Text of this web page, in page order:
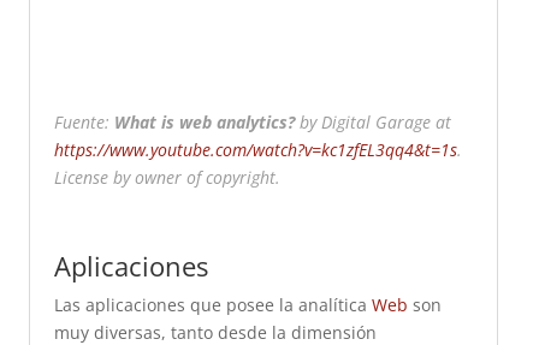
Fuente: What is web analytics?by Digital Garage at
https://www.youtube.com/watch?v=kc1zfEL3qq4&t=1s.
License by owner of copyright.
Aplicaciones
Las aplicaciones que posee la analítica Web son
muy diversas, tanto desde la dimensión